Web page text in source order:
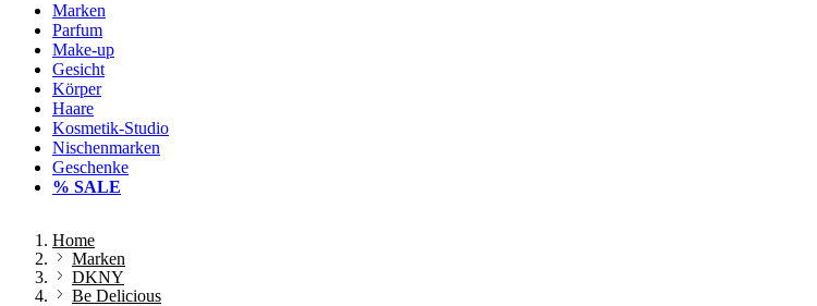
Marken
Parfum
Make-up
Gesicht
Körper
Haare
Kosmetik-Studio
Nischenmarken
Geschenke
% SALE
Home
Marken
DKNY
Be Delicious